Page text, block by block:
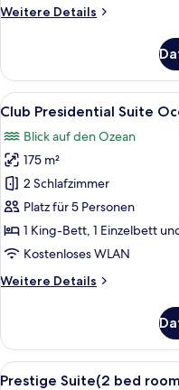
access
anzeigen
Weitere Details
Weitere
Prestige
Suite
Ocean
(Club
access
for
4)
Alle
Fotos
für
Club
Presidential
Suite
Ocean
View
access
anzeigen
6
Club Presidential Suite
Blick auf den Ozean
175 m²
2 Schlafzimmer
Platz für 5 Personen
1 King-Bett, 1 Einzelbett
Kostenloses WLAN
Weitere Details
Weitere
Presidential
Suite
Ocean
Alle4
Prestige Suite(2 bed